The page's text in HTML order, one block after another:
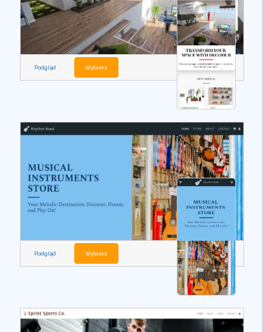
Podgląd Wybierz
Podgląd Wybierz